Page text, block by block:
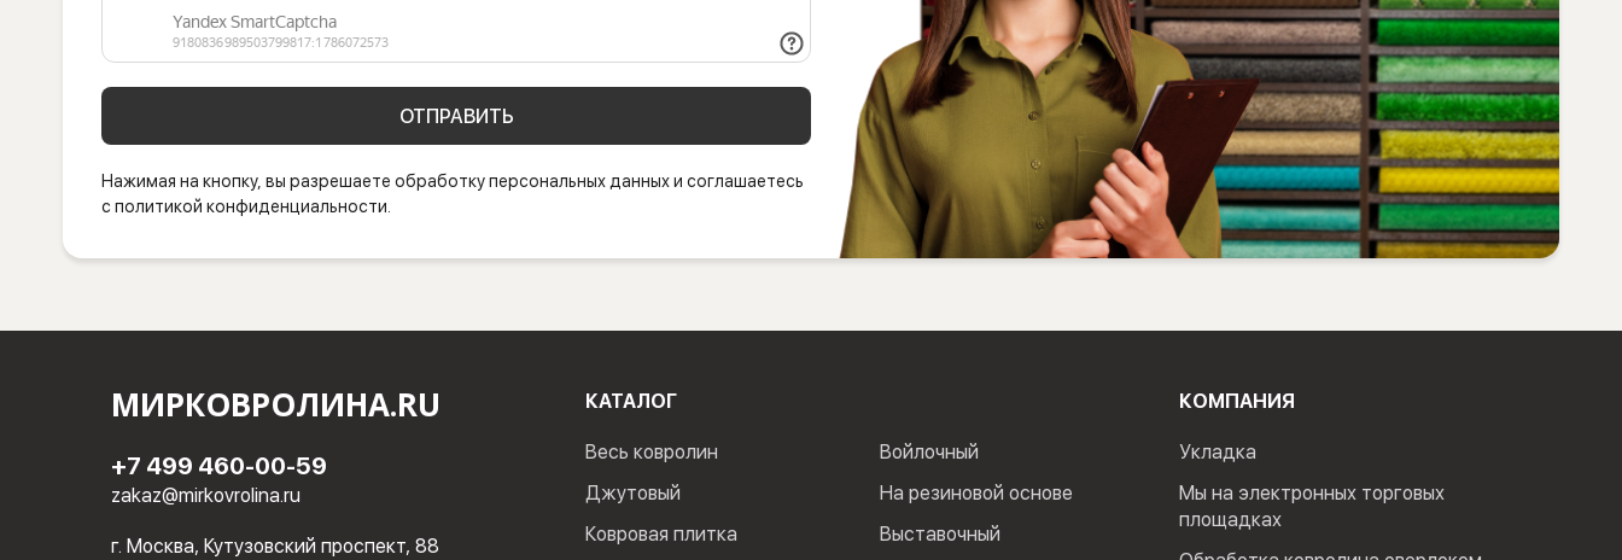
ОТПРАВИТЬ
Нажимая на кнопку, вы разрешаете обработку персональных данных и соглашаетесь
с политикой конфиденциальности.
МИРКОВРОЛИНА.RU
+7 499 460-00-59
zakaz@mirkovrolina.ru
г. Москва, Кутузовский проспект, 88
КАТАЛОГ
Весь ковролин
Джутовый
Ковровая плитка
Войлочный
На резиновой основе
Выставочный
КОМПАНИЯ
Укладка
Мы на электронных торговых
площадках